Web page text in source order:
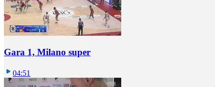
Gara 1, Milano super
04:51